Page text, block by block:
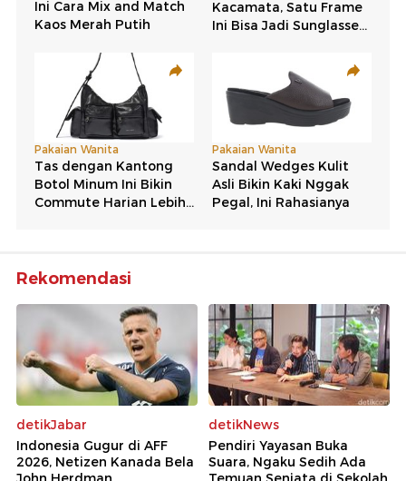
Rekomendasi
detikJabar
Indonesia Gugur di AFF
2026, Netizen Kanada Bela
detikNews
Pendiri Yayasan Buka
Suara, Ngaku Sedih Ada